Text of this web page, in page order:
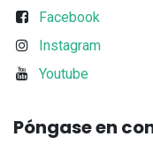
Facebook
Instagram
Youtube
Póngase en